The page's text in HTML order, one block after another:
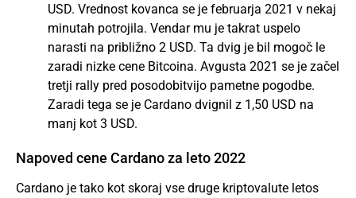
USD. Vrednost kovanca se je februarja 2021 v nekaj
minutah potrojila. Vendar mu je takrat uspelo
narasti na približno 2 USD. Ta dvig je bil mogoč le
zaradi nizke cene Bitcoina. Avgusta 2021 se je začel
tretji rally pred posodobitvijo pametne pogodbe.
Zaradi tega se je Cardano dvignil z 1,50 USD na
manj kot 3 USD.
Napoved cene Cardano za leto 2022
Cardano je tako kot skoraj vse druge kriptovalute letos